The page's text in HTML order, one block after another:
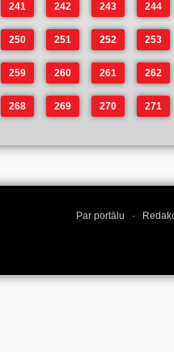
241 242 243 244
250 251 252 253
259 260 261 262
268 269 270 271
Par portālu ·